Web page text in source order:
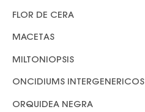
FLOR DE CERA
MACETAS
MILTONIOPSIS
ONCIDIUMS INTERGENERICOS
ORQUIDEA NEGRA